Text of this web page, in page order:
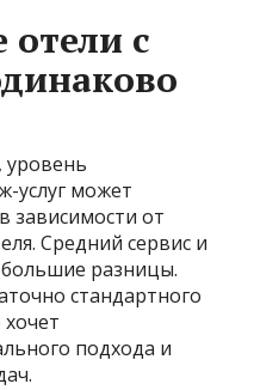
с
услуг может
зависимости от
Средний сервис и
разницы.
стандартного
подхода и